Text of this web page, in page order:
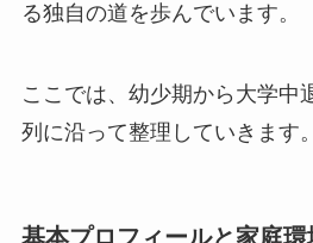
る独自の道を歩んでいます。
ここでは、幼少期から大学中
列に沿って整理していきます。
基本プロフィールと家庭環